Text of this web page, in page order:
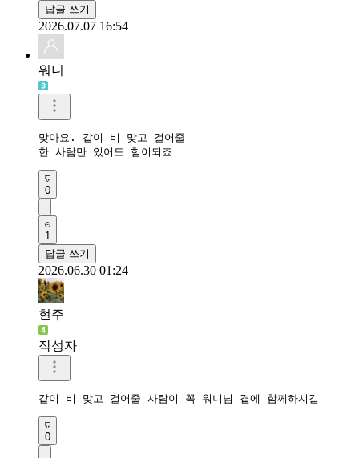
답글 쓰기
2026.07.07 16:54
워니
맞아요. 같이 비 맞고 걸어줄
한 사람만 있어도 힘이되죠
0
1
답글 쓰기
2026.06.30 01:24
현주
작성자
같이 비 맞고 걸어줄 사람이 꼭 워니님 곁에 함께하시길
0